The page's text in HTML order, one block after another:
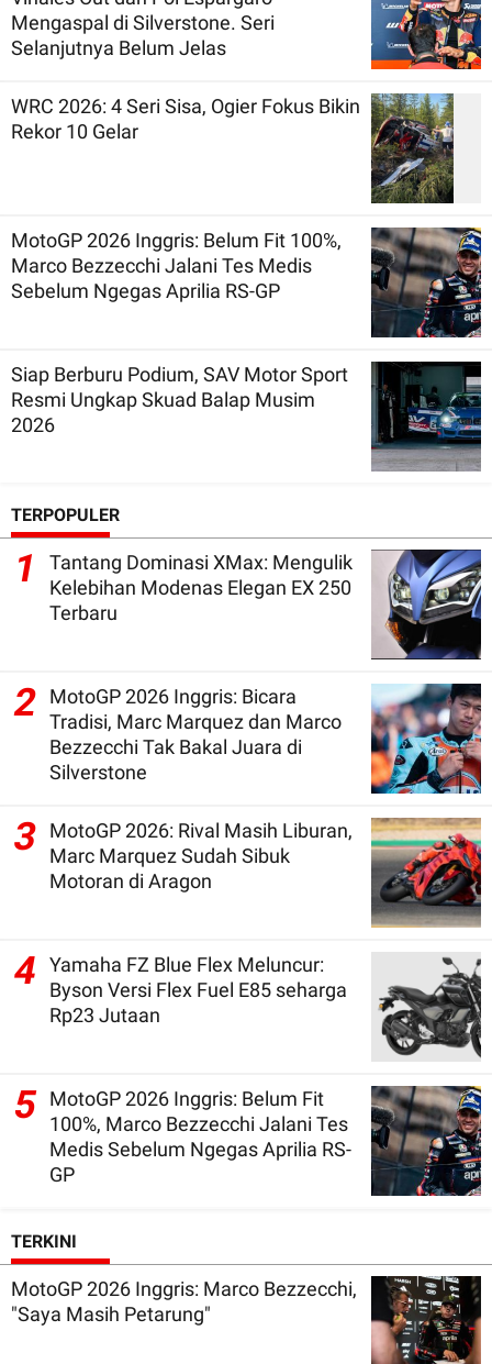
Mengaspal di Silverstone. Seri
Selanjutnya Belum Jelas
WRC 2026: 4 Seri Sisa, Ogier Fokus Bikin
Rekor 10 Gelar
MotoGP 2026 Inggris: Belum Fit 100%,
Marco Bezzecchi Jalani Tes Medis
Sebelum Ngegas Aprilia RS-GP
Siap Berburu Podium, SAV Motor Sport
Resmi Ungkap Skuad Balap Musim
2026
TERPOPULER
1
Tantang Dominasi XMax: Mengulik
Kelebihan Modenas Elegan EX 250
Terbaru
2
MotoGP 2026 Inggris: Bicara
Tradisi, Marc Marquez dan Marco
Bezzecchi Tak Bakal Juara di
Silverstone
3
MotoGP 2026: Rival Masih Liburan,
Marc Marquez Sudah Sibuk
Motoran di Aragon
4
Yamaha FZ Blue Flex Meluncur:
Byson Versi Flex Fuel E85 seharga
Rp23 Jutaan
5 MotoGP 2026 Inggris: Belum Fit
100%, Marco Bezzecchi Jalani Tes
Medis Sebelum Ngegas Aprilia RS-
GP
TERKINI
MotoGP 2026 Inggris: Marco Bezzecchi,
"Saya Masih Petarung"